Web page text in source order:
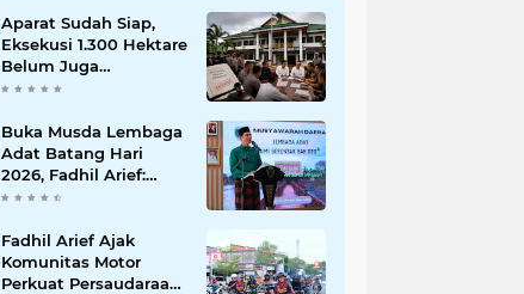
Aparat Sudah Siap,
Eksekusi 1.300 Hektare
Belum Juga
Ditetapkan PN Muara
Buka Musda Lembaga
Adat Batang Hari
2026, Fadhil Arief:
Adat Adalah Benteng
Muda
Fadhil Arief Ajak
Komunitas Motor
Perkuat Persaudaraan